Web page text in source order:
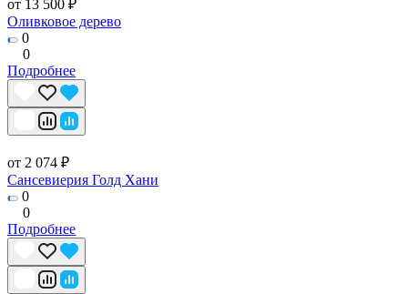
от 13 500 ₽
Оливковое дерево
0
0
Подробнее
от 2 074 ₽
Сансевиерия Голд Хани
0
0
Подробнее